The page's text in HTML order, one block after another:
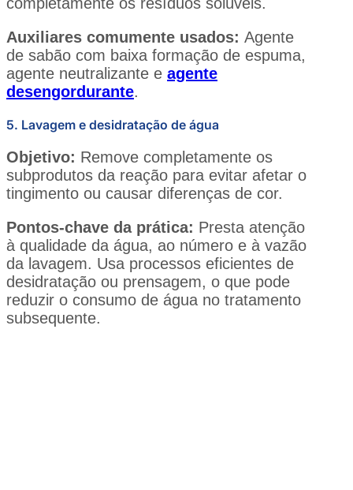
Auxiliares comumente usados: Agente
de sabão com baixa formação de espuma,
agente neutralizante e agente
desengordurante.
5. Lavagem e desidratação de água
Objetivo: Remove completamente os
subprodutos da reação para evitar afetar o
tingimento ou causar diferenças de cor.
Pontos-chave da prática: Presta atenção
à qualidade da água, ao número e à vazão
da lavagem. Usa processos eficientes de
desidratação ou prensagem, o que pode
reduzir o consumo de água no tratamento
subsequente.